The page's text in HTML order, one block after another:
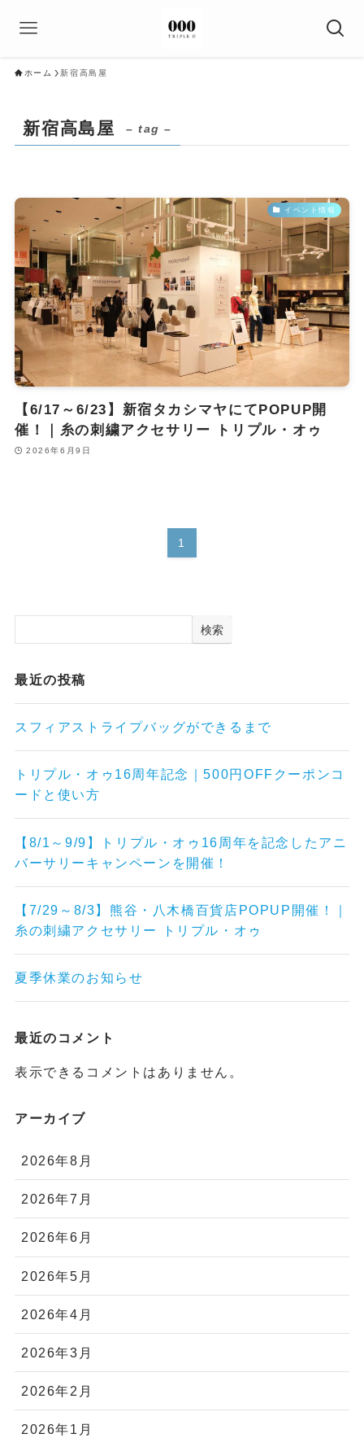
ホーム 新宿高島屋
新宿高島屋 – tag –
イベント情報
【6/17～6/23】新宿タカシマヤにてPOPUP開
催！｜糸の刺繍アクセサリー トリプル・オゥ
2026年6月9日
1
検索
最近の投稿
スフィアストライプバッグができるまで
トリプル・オゥ16周年記念｜500円OFFクーポンコ
ードと使い方
【8/1～9/9】トリプル・オゥ16周年を記念したアニ
バーサリーキャンペーンを開催！
【7/29～8/3】熊谷・八木橋百貨店POPUP開催！｜
糸の刺繍アクセサリー トリプル・オゥ
夏季休業のお知らせ
最近のコメント
表示できるコメントはありません。
アーカイブ
2026年8月
2026年7月
2026年6月
2026年5月
2026年4月
2026年3月
2026年2月
2026年1月